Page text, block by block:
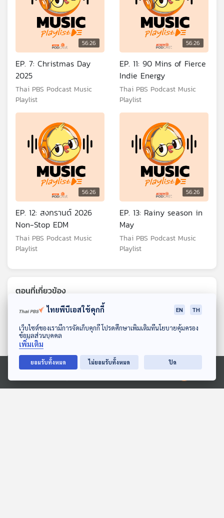
ดาวน์โหลด Thai PBS Podcast Application
Ⓒ 2020 องค์การกระจายเสียงและแพร่ภาพสาธารณะแห่งประเทศไทย
56:26
EP. 7: Christmas Day
2025
Thai PBS Podcast Music
Playlist
56:26
EP. 11: 90 Mins of Fierce
Indie Energy
Thai PBS Podcast Music
Playlist
56:26
EP. 12: สงกรานต์ 2026
Non-Stop EDM
Thai PBS Podcast Music
Playlist
56:26
EP. 13: Rainy season in
May
Thai PBS Podcast Music
Playlist
ตอนที่เกี่ยวข้อง
56:26 56:26
ไทยพีบีเอสใช้คุกกี้ EN TH
เว็บไซต์ของเรามีการจัดเก็บคุกกี้ โปรดศึกษาเพิ่มเติมที่นโยบายคุ้มครอง
ข้อมูลส่วนบุคคล
เพิ่มเติม
ยอมรับทั้งหมด ไม่ยอมรับทั้งหมด ปิด